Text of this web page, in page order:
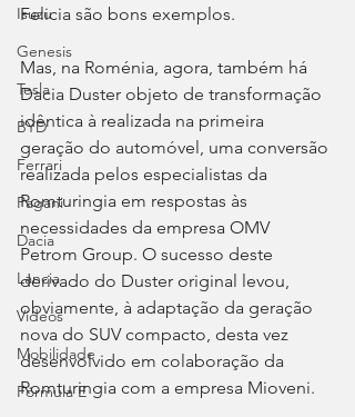
Isuzu
Genesis
Tesla
BYD
Ferrari
Pagani
Dacia
Lancia
Videos
Mobilidade
Fórmula E
Felicia são bons exemplos.
Mas, na Roménia, agora, também há
Dacia Duster objeto de transformação
idêntica à realizada na primeira
geração do automóvel, uma conversão
realizada pelos especialistas da
Romturingia em respostas às
necessidades da empresa OMV
Petrom Group. O sucesso deste
derivado do Duster original levou,
obviamente, à adaptação da geração
nova do SUV compacto, desta vez
desenvolvido em colaboração da
Romturingia com a empresa Mioveni.